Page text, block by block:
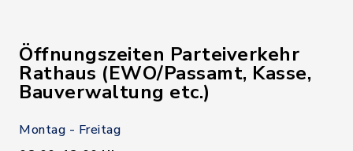
Öffnungszeiten Parteiverkehr
Rathaus (EWO/Passamt, Kasse,
Bauverwaltung etc.)
Montag - Freitag